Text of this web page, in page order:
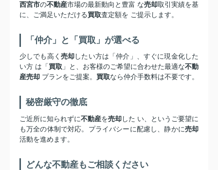
西宮市の不動産市場の最新動向と豊富 な売却取引実績を基
に、ご満足いただける買取査定額を ご提示します。
「仲介」と「買取」が選べる
少しでも高く 売却したい方は「仲介」、すぐに現金化した
い方 は「買取 」と、お客様のご希望に合わせた最適な不動
産売却 プランをご提案。 買取なら仲介手数料は不要です。
秘密厳守の徹底
ご近所に知られずに不動産を売却した い、というご要望に
も万全の体制で対応。プライバシーに配慮し、静かに売却
活動を進めます。
どんな不動産もご相談ください